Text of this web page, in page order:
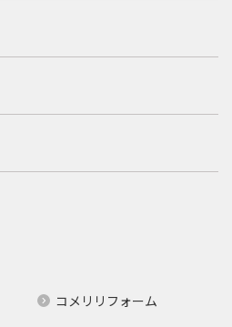
コメリリフォーム